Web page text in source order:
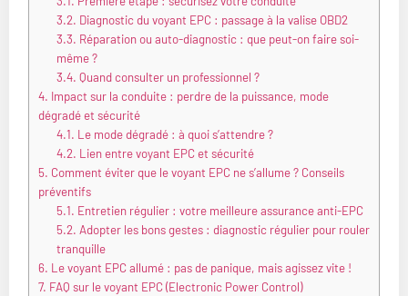
3.2. Diagnostic du voyant EPC : passage à la valise OBD2
3.3. Réparation ou auto-diagnostic : que peut-on faire soi-
même ?
3.4. Quand consulter un professionnel ?
4. Impact sur la conduite : perdre de la puissance, mode
dégradé et sécurité
4.1. Le mode dégradé : à quoi s’attendre ?
4.2. Lien entre voyant EPC et sécurité
5. Comment éviter que le voyant EPC ne s’allume ? Conseils
préventifs
5.1. Entretien régulier : votre meilleure assurance anti-EPC
5.2. Adopter les bons gestes : diagnostic régulier pour rouler
tranquille
6. Le voyant EPC allumé : pas de panique, mais agissez vite !
7. FAQ sur le voyant EPC (Electronic Power Control)